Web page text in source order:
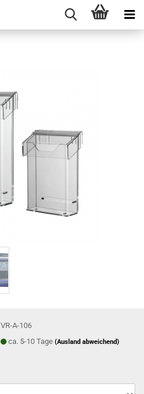
VR-A-106
ca. 5-10 Tage(Ausland abweichend)